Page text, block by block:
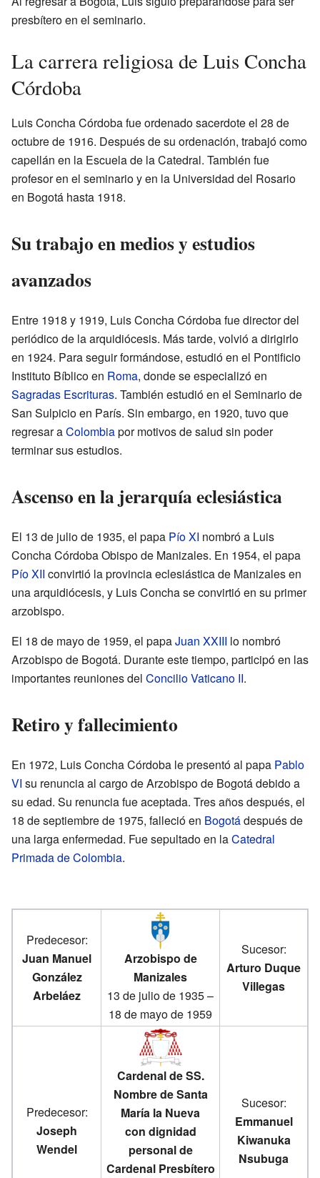
presbítero en el seminario.
La carrera religiosa de Luis Concha
Córdoba
Luis Concha Córdoba fue ordenado sacerdote el 28 de
octubre de 1916. Después de su ordenación, trabajó como
capellán en la Escuela de la Catedral. También fue
profesor en el seminario y en la Universidad del Rosario
en Bogotá hasta 1918.
Su trabajo en medios y estudios
avanzados
Entre 1918 y 1919, Luis Concha Córdoba fue director del
periódico de la arquidiócesis. Más tarde, volvió a dirigirlo
en 1924. Para seguir formándose, estudió en el Pontificio
Instituto Bíblico en Roma, donde se especializó en
Sagradas Escrituras. También estudió en el Seminario de
San Sulpicio en París. Sin embargo, en 1920, tuvo que
regresar aColombiapor motivos de salud sin poder
terminar sus estudios.
Ascenso en la jerarquía eclesiástica
El 13 de julio de 1935, el papa Pío XI nombró a Luis
Concha Córdoba Obispo de Manizales. En 1954, el papa
Pío XII convirtió la provincia eclesiástica de Manizales en
una arquidiócesis, y Luis Concha se convirtió en su primer
arzobispo.
El 18 de mayo de 1959, el papaJuan XXIII lo nombró
Arzobispo de Bogotá. Durante este tiempo, participó en las
importantes reuniones del Concilio Vaticano II.
Retiro y fallecimiento
En 1972, Luis Concha Córdoba le presentó al papa Pablo
VI su renuncia al cargo de Arzobispo de Bogotá debido a
su edad. Su renuncia fue aceptada. Tres años después, el
18 de septiembre de 1975, falleció en Bogotádespués de
una larga enfermedad. Fue sepultado en laCatedral
Primada de Colombia.
Predecesor:
Juan Manuel
González
Arbeláez
Arzobispo de
Manizales
13 de julio de 1935 –
18 de mayo de 1959
Sucesor:
Arturo Duque
Villegas
Predecesor:
Joseph
Wendel
Cardenal de SS.
Nombre de Santa
María la Nueva
con dignidad
personal de
Cardenal Presbítero
Sucesor:
Emmanuel
Kiwanuka
Nsubuga